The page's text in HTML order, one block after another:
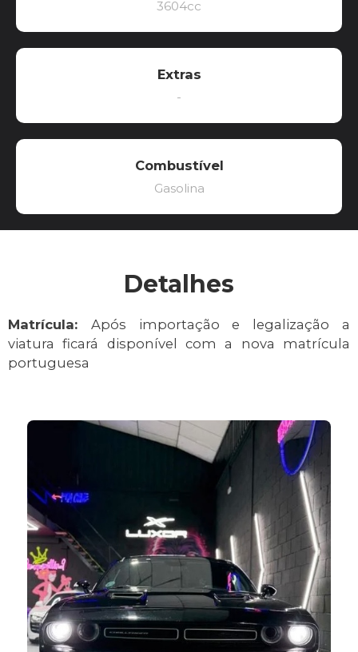
3604cc
Extras
-
Combustível
Gasolina
Detalhes
Matrícula: Após importação e legalização a
viatura ficará disponível com a nova matrícula
portuguesa